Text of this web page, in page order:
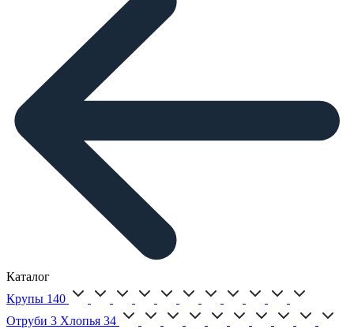
Каталог
Крупы 140
Отруби 3 Хлопья 34